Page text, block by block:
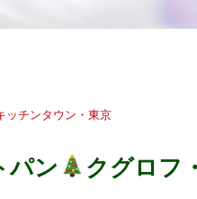
ッチンタウン・東京
パン クグロフ